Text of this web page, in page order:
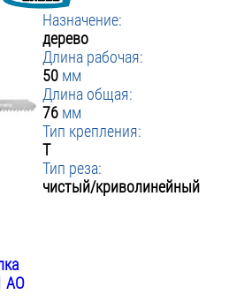
Назначение:
дерево
Длина рабочая:
50 мм
Длина общая:
76 мм
Тип крепления:
T
Тип реза:
чистый/криволинейный
AO